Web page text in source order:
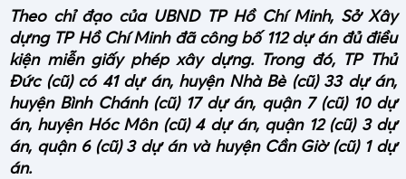
Theo chỉ đạo của UBND TP Hồ Chí Minh, Sở Xây
dựng TP Hồ Chí Minhđã công bố 112 dự án đủ điều
kiện miễn giấy phép xây dựng. Trong đó, TP Thủ
Đức (cũ) có 41 dự án, huyện Nhà Bè (cũ) 33 dự án,
huyện Bình Chánh (cũ) 17 dự án, quận 7 (cũ) 10 dự
án, huyện Hóc Môn (cũ) 4 dự án, quận 12 (cũ) 3 dự
án, quận 6 (cũ) 3 dự án và huyện Cần Giờ (cũ) 1 dự
án.